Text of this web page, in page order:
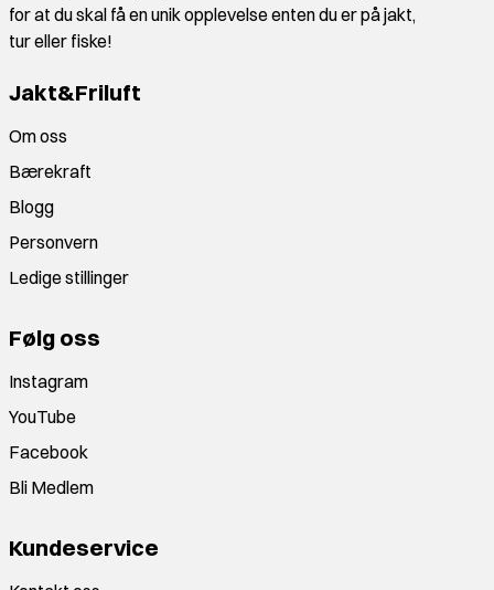
for at du skal få en unik opplevelse enten du er på jakt,
tur eller fiske!
Jakt&Friluft
Om oss
Bærekraft
Blogg
Personvern
Ledige stillinger
Følg oss
Instagram
YouTube
Facebook
Bli Medlem
Kundeservice